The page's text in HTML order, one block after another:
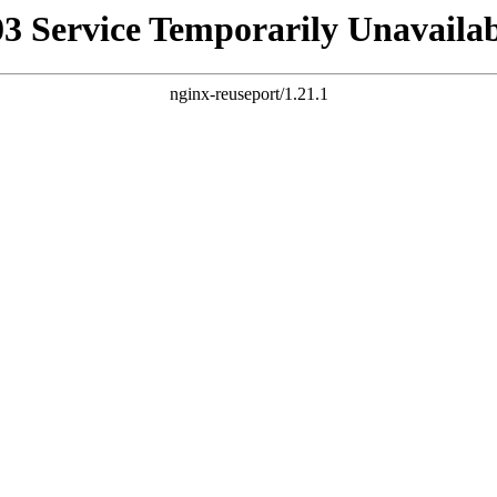
Service Temporarily
nginx-reuseport/1.21.1